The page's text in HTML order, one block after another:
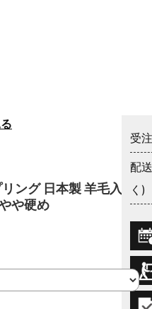
ング 日本製 羊毛入り
や硬め
受
配
く)